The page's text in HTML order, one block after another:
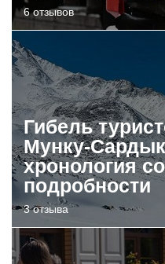
6 отзывов
Гибель
Мунку-
хронология
подробности
3 отзыва